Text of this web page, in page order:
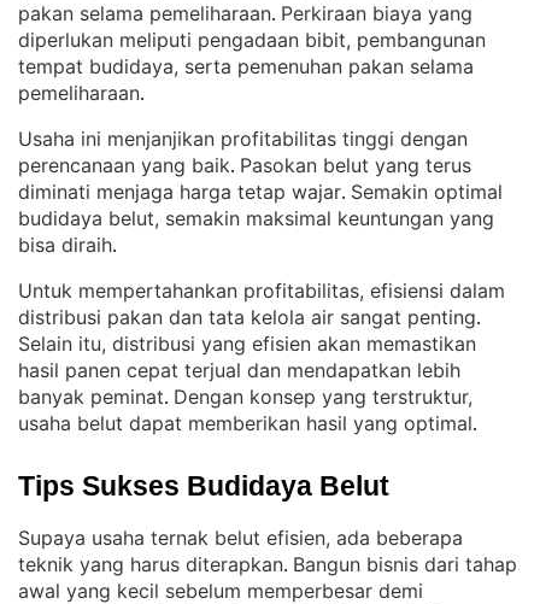
pakan selama pemeliharaan. Perkiraan biaya yang
diperlukan meliputi pengadaan bibit, pembangunan
tempat budidaya, serta pemenuhan pakan selama
pemeliharaan.
Usaha ini menjanjikan profitabilitas tinggi dengan
perencanaan yang baik. Pasokan belut yang terus
diminati menjaga harga tetap wajar. Semakin optimal
budidaya belut, semakin maksimal keuntungan yang
bisa diraih.
Untuk mempertahankan profitabilitas, efisiensi dalam
distribusi pakan dan tata kelola air sangat penting
Selain itu, distribusi yang efisien akan memastikan
hasil panen cepat terjual dan mendapatkan lebih
banyak peminat. Dengan konsep yang terstruktur,
usaha belut dapat memberikan hasil yang optimal.
Tips Sukses Budidaya Belut
Supaya usaha ternak belut efisien, ada beberapa
teknik yang harus diterapkan. Bangun bisnis dari tahap
awal yang kecil sebelum memperbesar demi